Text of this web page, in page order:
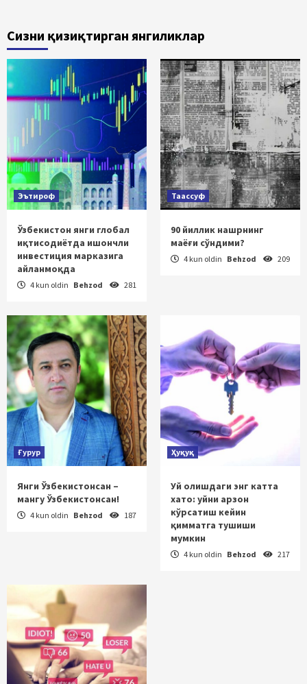
Сизни қизиқтирган янгиликлар
Эътироф
Ўзбекистон янги глобал
иқтисодиётда ишончли
инвестиция марказига
айланмоқда
4 kun oldin Behzod 281
Таассуф
90 йиллик нашрнинг
маёғи сўндими?
4 kun oldin Behzod 209
Ғурур
Янги Ўзбекистонсан –
мангу Ўзбекистонсан!
4 kun oldin Behzod 187
Ҳуқуқ
Уй олишдаги энг катта
хато: уйни арзон
кўрсатиш кейин
қимматга тушиши
мумкин
4 kun oldin Behzod 217